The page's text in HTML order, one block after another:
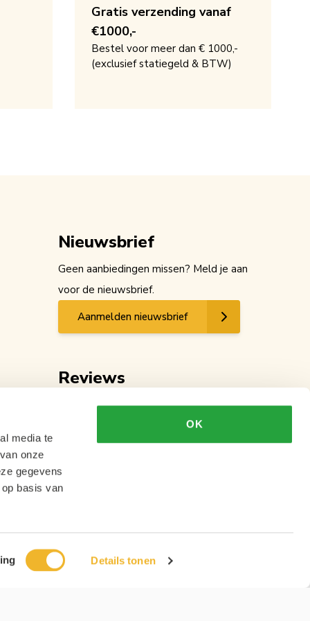
media te
onze
gegevens
basis van
Details tonen
OK
Gratis verzending vanaf
€1000,-
Bestel voor meer dan € 1000,-
(exclusief statiegeld & BTW)
Nieuwsbrief
Geen aanbiedingen missen? Meld je aan
voor de nieuwsbrief.
Aanmelden nieuwsbrief
Reviews